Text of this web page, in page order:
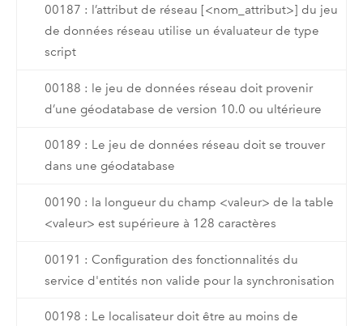
00187 : l’attribut de réseau [<nom_attribut>] du jeu
de données réseau utilise un évaluateur de type
script
00188 : le jeu de données réseau doit provenir
d’une géodatabase de version 10.0 ou ultérieure
00189 : Le jeu de données réseau doit se trouver
dans une géodatabase
00190 : la longueur du champ <valeur> de la table
<valeur> est supérieure à 128 caractères
00191 : Configuration des fonctionnalités du
service d'entités non valide pour la synchronisation
00198 : Le localisateur doit être au moins de